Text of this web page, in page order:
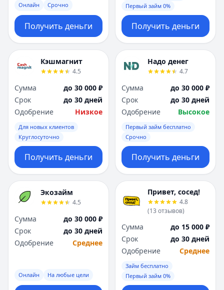
Онлайн Срочно
Получить деньги
Первый займ 0%
Получить деньги
Кэшмагнит
4.5
Сумма
до 30 000 ₽
Срок
до 30 дней
Одобрение
Низкое
Для новых клиентов
Круглосуточно
Получить деньги
Надо денег
4.7
Сумма
до 30 000 ₽
Срок
до 30 дней
Одобрение
Высокое
Первый займ бесплатно
Срочно
Получить деньги
Экозайм
4.5
Сумма
до 30 000 ₽
Срок
до 30 дней
Одобрение
Среднее
Онлайн На любые цели
Привет, сосед!
4.8
(13 отзывов)
Сумма
до 15 000 ₽
Срок
до 30 дней
Одобрение
Среднее
Займ бесплатно
Первый займ 0%